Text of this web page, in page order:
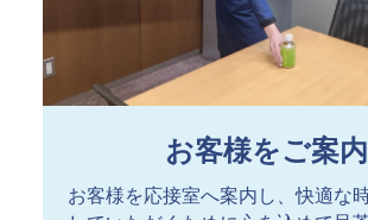
お客様をご案内
お客様を応接室へ案内し、快適な